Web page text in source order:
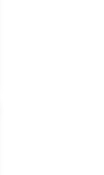
suosikkeihin